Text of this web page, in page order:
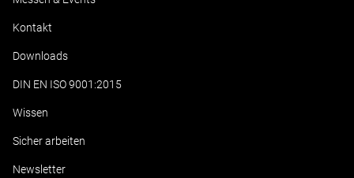
Kontakt
Downloads
DIN EN ISO 9001:2015
Wissen
Sicher arbeiten
Newsletter